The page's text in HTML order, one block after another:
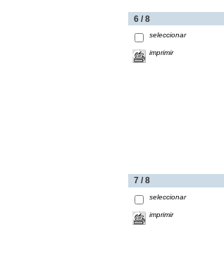
6 / 8
seleccionar
imprimir
7 / 8
seleccionar
imprimir